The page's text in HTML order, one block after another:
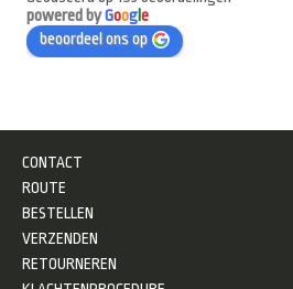
powered byGooge
beoordeel ons op
CONTACT
ROUTE
BESTELLEN
VERZENDEN
RETOURNEREN